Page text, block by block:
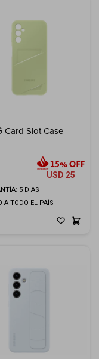
Card Slot Case -
USD 25
5 DÍAS
A TODO EL PAÍS